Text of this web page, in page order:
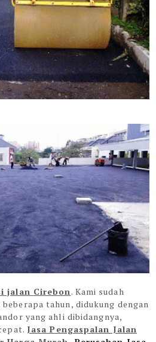
jalan Cirebon. Kami sudah
tahun, didukung dengan
yang ahli dibidangnya,
Jasa Pengaspalan Jalan